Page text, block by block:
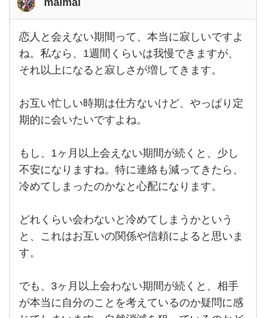
と
思
っ
恋人
と会
えな
い期
本当
に寂
しい
です
ね。
私な
ら、
1週
間く
らい
恋人と会えない期間って、本当に寂しいですよ
ね。私なら、1週間くらいは我慢できますが、
それ以上になると寂しさが増してきます。
お互い忙しい時期は仕方ないけど、やっぱり定
期的に会いたいですよね。
もし、1ヶ月以上会えない期間が続くと、少し
不安になりますね。特に連絡も減ってきたら、
冷めてしまったのかなと心配になります。
どれくらい会わないと冷めてしまうかという
と、これはお互いの関係や信頼によると思いま
す。
でも、3ヶ月以上会わない期間が続くと、相手
が本当に自分のことを考えているのか疑問に感